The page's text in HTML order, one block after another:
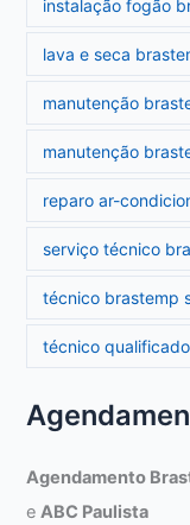
instalação fogão
lava e seca
manutenção
manutenção
reparo ar-
serviço técnico
técnico brastemp
técnico
Agendamento
eABC Paulista